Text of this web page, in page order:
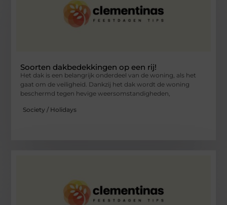
Soorten dakbedekkingen op een rij!
Het dak is een belangrijk onderdeel van de woning, als het
gaat om de veiligheid. Dankzij het dak wordt de woning
beschermd tegen hevige weersomstandigheden,
Society / Holidays